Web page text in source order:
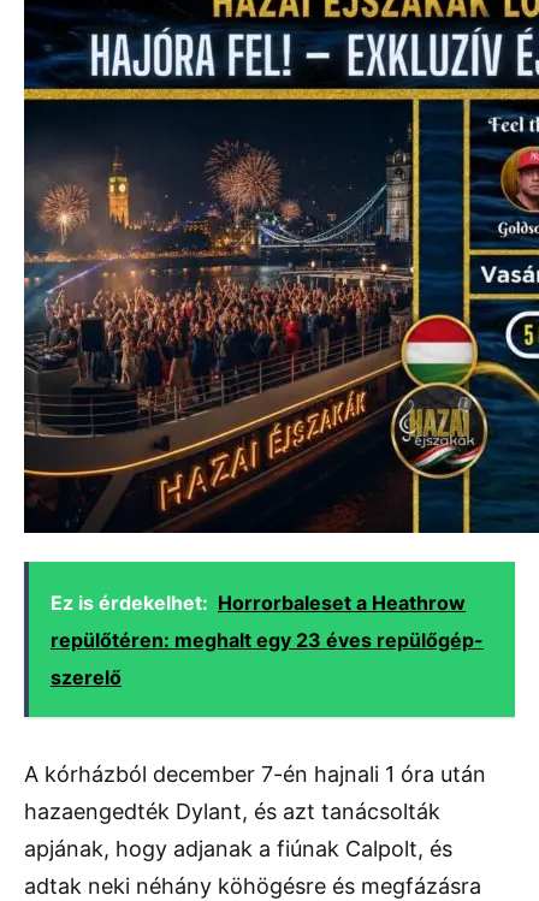
Ez is érdekelhet: Horrorbaleset a Heathrow
repülőtéren: meghalt egy 23 éves repülőgép-
szerelő
A kórházból december 7-én hajnali 1 óra után
hazaengedték Dylant, és azt tanácsolták
apjának, hogy adjanak a fiúnak Calpolt, és
adtak neki néhány köhögésre és megfázásra